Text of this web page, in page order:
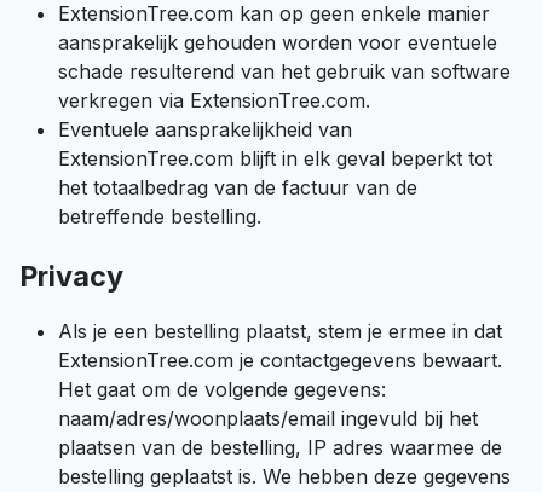
ExtensionTree.com kan op geen enkele manier
aansprakelijk gehouden worden voor eventuele
schade resulterend van het gebruik van software
verkregen via ExtensionTree.com.
Eventuele aansprakelijkheid van
ExtensionTree.com blijft in elk geval beperkt tot
het totaalbedrag van de factuur van de
betreffende bestelling.
Privacy
Als je een bestelling plaatst, stem je ermee in dat
ExtensionTree.com je contactgegevens bewaart.
Het gaat om de volgende gegevens:
naam/adres/woonplaats/email ingevuld bij het
plaatsen van de bestelling, IP adres waarmee de
bestelling geplaatst is. We hebben deze gegevens